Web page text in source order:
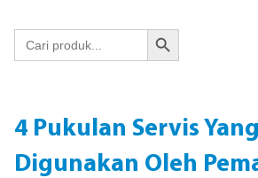
Search
for:
Search Button
4 Pukulan Servis
Digunakan Oleh